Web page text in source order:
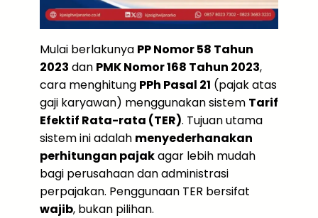
Mulai berlakunya PP Nomor 58 Tahun
2023 dan PMK Nomor 168 Tahun 2023,
cara menghitung PPh Pasal 21 (pajak atas
gaji karyawan) menggunakan sistem Tarif
Efektif Rata-rata (TER). Tujuan utama
sistem ini adalah menyederhanakan
perhitungan pajakagar lebih mudah
bagi perusahaan dan administrasi
perpajakan. Penggunaan TER bersifat
wajib, bukan pilihan.